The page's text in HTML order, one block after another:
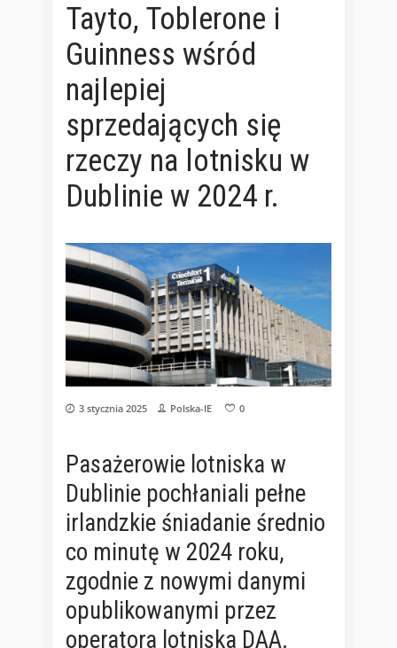
Tayto, Toblerone i
Guinness wśród
najlepiej
sprzedających się
rzeczy na lotnisku w
Dublinie w 2024 r.
3 stycznia 2025 Polska-IE 0
Pasażerowie lotniska w
Dublinie pochłaniali pełne
irlandzkie śniadanie średnio
co minutę w 2024 roku,
zgodnie z nowymi danymi
opublikowanymi przez
operatora lotniska DAA.